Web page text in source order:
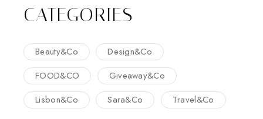
CATEGORIES
Beauty&Co
Design&Co
FOOD&CO
Giveaway&Co
Lisbon&Co
Sara&Co Travel&Co